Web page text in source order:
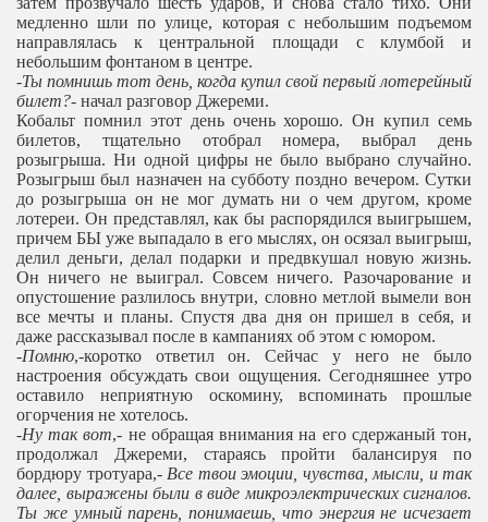
медленно шли по улице, которая с небольшим подъемом
направлялась к центральной площади с клумбой и
небольшим фонтаном в центре.
-Ты помнишь тот день, когда купил свой первый лотерейный
билет?- начал разговор Джереми.
Кобальт помнил этот день очень хорошо. Он купил семь
билетов, тщательно отобрал номера, выбрал день
розыгрыша. Ни одной цифры не было выбрано случайно.
Розыгрыш был назначен на субботу поздно вечером. Сутки
до розыгрыша он не мог думать ни о чем другом, кроме
лотереи. Он представлял, как бы распорядился выигрышем,
причем БЫ уже выпадало в его мыслях, он осязал выигрыш,
делил деньги, делал подарки и предвкушал новую жизнь.
Он ничего не выиграл. Совсем ничего. Разочарование и
опустошение разлилось внутри, словно метлой вымели вон
все мечты и планы. Спустя два дня он пришел в себя, и
даже рассказывал после в кампаниях об этом с юмором.
-Помню,-коротко ответил он. Сейчас у него не было
настроения обсуждать свои ощущения. Сегодняшнее утро
оставило неприятную оскомину, вспоминать прошлые
огорчения не хотелось.
-Ну так вот,- не обращая внимания на его сдержаный тон,
продолжал Джереми, стараясь пройти балансируя по
бордюру тротуара,-Все твои эмоции, чувства, мысли, и так
далее, выражены были в виде микроэлектрических сигналов.
Ты же умный парень, понимаешь, что энергия не исчезает